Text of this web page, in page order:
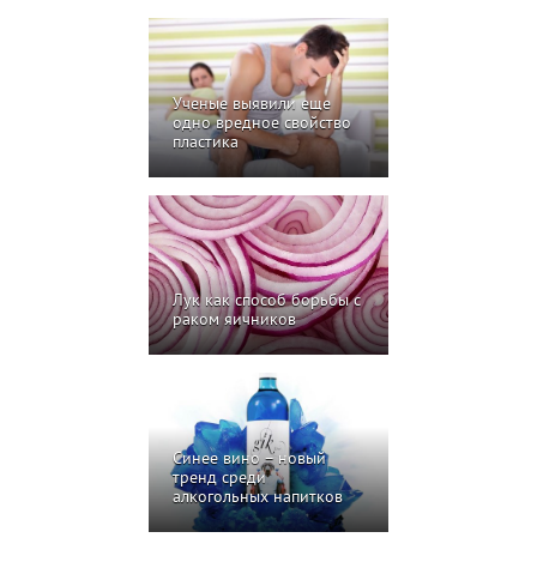
Ученые выявили еще
одно вредное свойство
пластика
Лук как способ борьбы с
раком яичников
Синее вино – новый
тренд среди
алкогольных напитков